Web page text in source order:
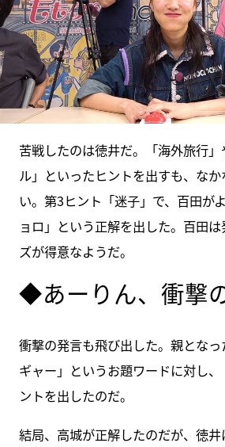
苦戦したのは徳井だ。「海外旅行
ル」といったヒントを出すも、な
い。第3ヒント「迷子」で、百田が
ョロ」という正解を出した。百田
ズが得意なようだ。
◆あーりん、衝撃
衝撃の発言も飛び出した。親とな
ギャー」というお題ワードに対し
ントを出したのだ。
結局、高城が正解したのだが、徳